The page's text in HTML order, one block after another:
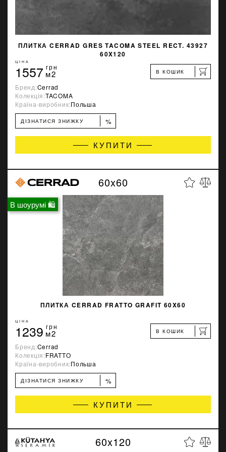
ПЛИТКА CERRAD GRES TACOMA STEEL RECT. 43927
60X120
ЦІНА
1557 грн
м2 В КОШИК
Бренд:Cerrad
Колекція:TACOMA
Країна-виробник:Польша
ДІЗНАТИСЯ ЗНИЖКУ %
КУПИТИ
В шоурумі 🛍
60x60
ПЛИТКА CERRAD FRATTO GRAFIT 60X60
ЦІНА
1239 грн
м2 В КОШИК
Бренд:Cerrad
Колекція:FRATTO
Країна-виробник:Польша
ДІЗНАТИСЯ ЗНИЖКУ %
КУПИТИ
60x120